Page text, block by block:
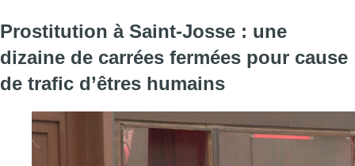
Prostitution à Saint-Josse : une
dizaine de carrées fermées pour cause
de trafic d’êtres humains